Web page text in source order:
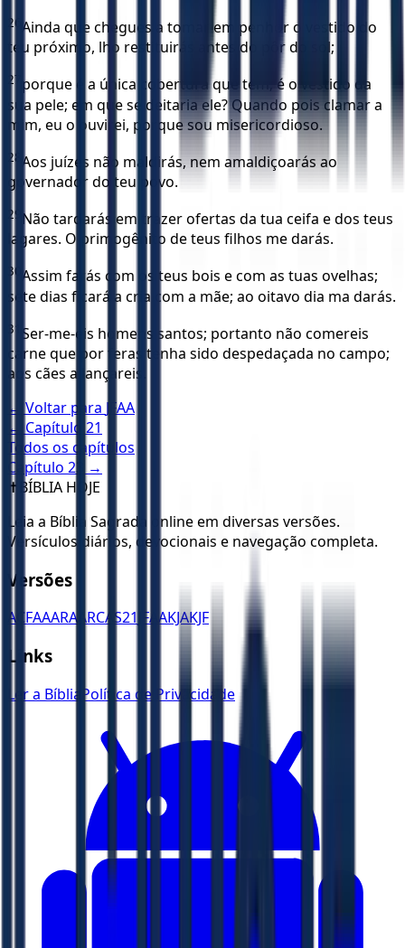
26 Ainda que chegues a tomar em penhor o vestido do
teu próximo, lho restituirás antes do pôr do sol;
27 porque é a única cobertura que tem; é o vestido da
sua pele; em que se deitaria ele? Quando pois clamar a
mim, eu o ouvirei, porque sou misericordioso.
28 Aos juízes não maldirás, nem amaldiçoarás ao
governador do teu povo.
29 Não tardarás em trazer ofertas da tua ceifa e dos teus
lagares. O primogênito de teus filhos me darás.
30 Assim farás com os teus bois e com as tuas ovelhas;
sete dias ficará a cria com a mãe; ao oitavo dia ma darás.
31
Ser-me-eis homens santos; portanto não comereis
carne que por feras tenha sido despedaçada no campo;
aos cães a lançareis.
← Voltar para JFAA
← Capítulo 21
Todos os capítulos
Capítulo 23
→
✝️ BÍBLIA HOJE
Leia a Bíblia Sagrada online em diversas versões.
Versículos diários, devocionais e navegação completa.
Versões
ACFAAARA ARCAS21 JFAAKJAKJF
Links
Ler a Bíblia Política de Privacidade